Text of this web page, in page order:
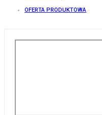
OFERTA PRODUKTOWA